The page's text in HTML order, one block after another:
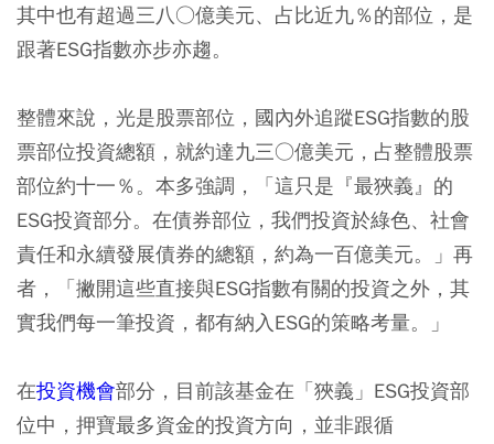
其中也有超過三八○億美元、占比近九％的部位，是
跟著ESG指數亦步亦趨。
整體來說，光是股票部位，國內外追蹤ESG指數的股
票部位投資總額，就約達九三○億美元，占整體股票
部位約十一％。本多強調，「這只是『最狹義』的
ESG投資部分。在債券部位，我們投資於綠色、社會
責任和永續發展債券的總額，約為一百億美元。」再
者，「撇開這些直接與ESG指數有關的投資之外，其
實我們每一筆投資，都有納入ESG的策略考量。」
在投資機會部分，目前該基金在「狹義」ESG投資部
位中，押寶最多資金的投資方向，並非跟循